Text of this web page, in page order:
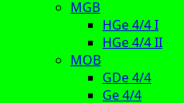
MGB
HGe 4/4 I
HGe 4/4 II
MOB
GDe 4/4
Ge 4/4